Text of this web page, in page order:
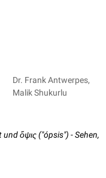
Dr. Frank Antwerpes,
Malik Shukurlu
ὄψις ("ópsis") - Sehen,